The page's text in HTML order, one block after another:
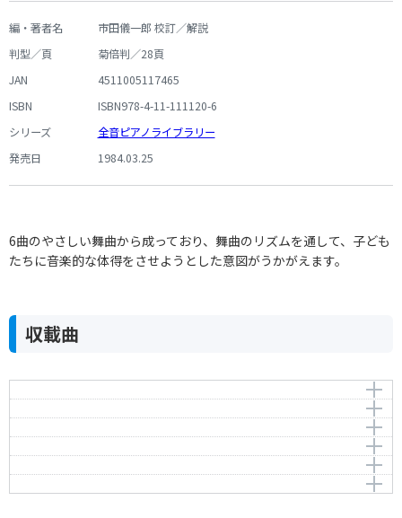
編・著者名
市田儀一郎 校訂／解説
判型／頁
菊倍判／28頁
JAN
4511005117465
ISBN
ISBN978-4-11-111120-6
シリーズ
全音ピアノライブラリー
発売日
1984.03.25
6曲のやさしい舞曲から成っており、舞曲のリズムを通して、子ども
たちに音楽的な体得をさせようとした意図がうかがえます。
収載曲
こどもの舞踏会「1.ポロネーズ」Op.130-1（連弾）
Kinderball(6 Leichte Tanzstucke) 1. Polonaise Op.130-
1 (a piano duet)
作曲者：シューマン，ロベルト
Schumann，Robert
こどもの舞踏会「2.ワルツ」Op.130-2（連弾）
Kinderball(6 Leichte Tanzstucke) 2. Walzer Op.130-2 (a
piano duet)
作曲者：シューマン，ロベルト
Schumann，Robert
こどもの舞踏会「3.メヌエット」Op.130-3（連弾）
Kinderball(6 Leichte Tanzstucke) 3. Menuett Op.130-3
(a piano duet)
作曲者：シューマン，ロベルト
こどもの舞踏会「4.エコセーズ」Op.130-4（連弾）
Kinderball(6 Leichte Tanzstucke) 4. Ecossaise Op.130-
4 (a piano duet)
こどもの舞踏会「5.フランス風」Op.130-5（連弾）
Kinderball(6 Leichte Tanzstucke) 5. Francaise Op.130-5
こどもの舞踏会「6.こどもの輪舞」Op.130-6（連弾）